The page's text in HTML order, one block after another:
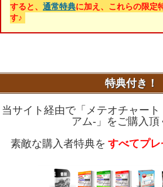
すると、 通常特典に加え、これらの限定
す♪
特典付き！
当サイト経由で「メテオチャート
アム-」をご購入頂
素敵な購入者特典を すべてプレ